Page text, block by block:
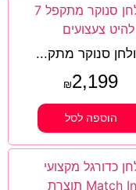
סנוקר מתק...
₪2,199
הוספה לסל